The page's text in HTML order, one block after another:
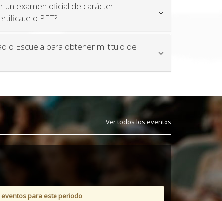
un examen oficial de carácter
o PET? Icono para plegar y desplegar contenido
o Escuela para obtener mi título de
Ver todos los eventos
eventos para este periodo